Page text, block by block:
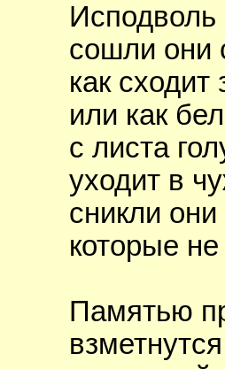
Исподволь
сошли они
как сходит
или как
с листа
уходит в
сникли
которые
Памятью